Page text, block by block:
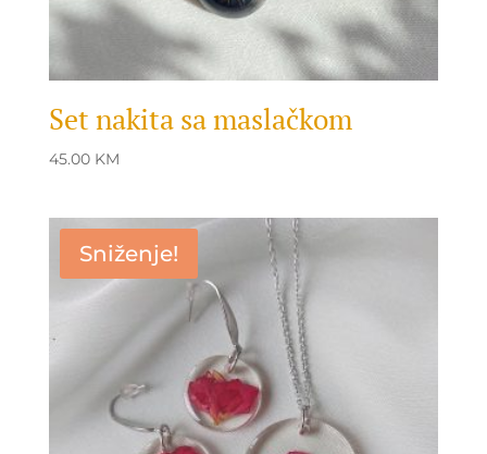
Set nakita sa maslačkom
45.00 KM
Sniženje!